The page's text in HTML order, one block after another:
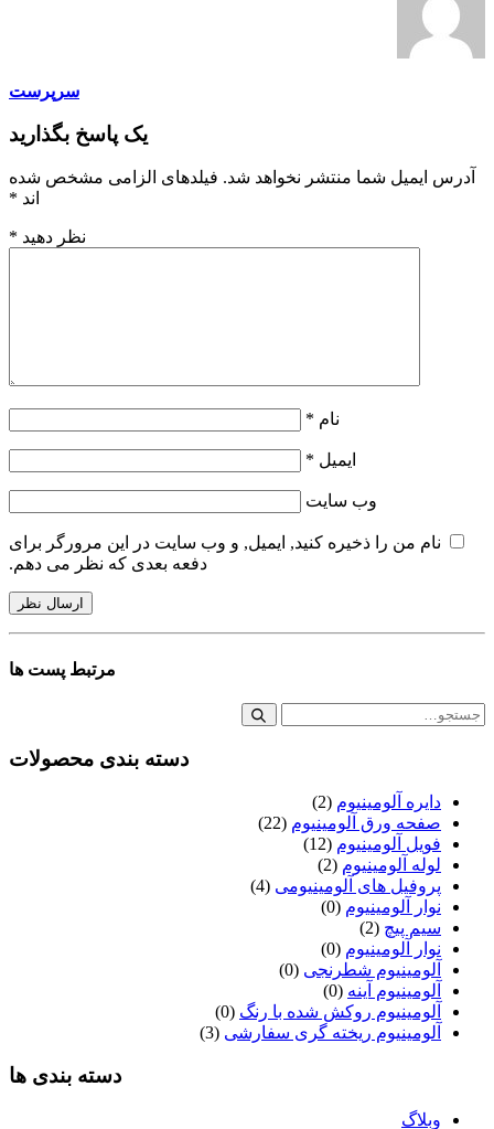
سرپرست
یک پاسخ بگذارید
آدرس ایمیل شما منتشر نخواهد شد. فیلدهای الزامی مشخص شده
اند *
نظر دهید *
نام *
ایمیل *
وب سایت
نام من را ذخیره کنید, ایمیل, و وب سایت در این مرورگر برای
دفعه بعدی که نظر می دهم.
مرتبط پست ها
دسته بندی محصولات
دایره آلومینیوم (2)
صفحه ورق آلومینیوم (22)
فویل آلومینیوم (12)
لوله آلومینیوم (2)
پروفیل های آلومینیومی (4)
نوار آلومینیوم (0)
سیم پیچ (2)
نوار آلومینیوم (0)
آلومینیوم شطرنجی (0)
آلومینیوم آینه (0)
آلومینیوم روکش شده با رنگ (0)
آلومینیوم ریخته گری سفارشی (3)
دسته بندی ها
وبلاگ